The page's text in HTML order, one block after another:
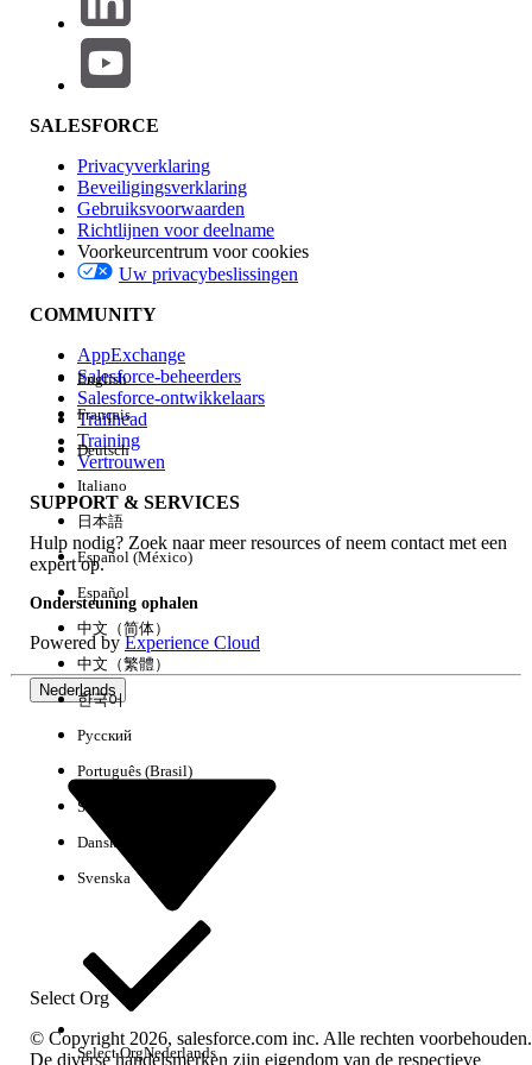
Knowledge-artikelnummer
005318898
Laat ons weten wat we kunnen doen om te verbeteren!
Ja Nee
SALESFORCE
Privacyverklaring
Beveiligingsverklaring
Gebruiksvoorwaarden
Richtlijnen voor deelname
Voorkeurcentrum voor cookies
Uw privacybeslissingen
COMMUNITY
AppExchange
Salesforce-beheerders
Salesforce-ontwikkelaars
Trailhead
Training
Vertrouwen
SUPPORT & SERVICES
Hulp nodig? Zoek naar meer resources of neem contact met een
expert op.
Ondersteuning ophalen
Powered byExperience Cloud
Nederlands
Select Org
English
Français
Deutsch
Italiano
日本語
Español (México)
Español
中文（简体）
中文（繁體）
한국어
Русский
Português (Brasil)
Suomi
Dansk
Svenska
Select OrgNederlands
© Copyright 2026, salesforce.com inc. Alle rechten voorbehouden.
De diverse handelsmerken zijn eigendom van de respectieve